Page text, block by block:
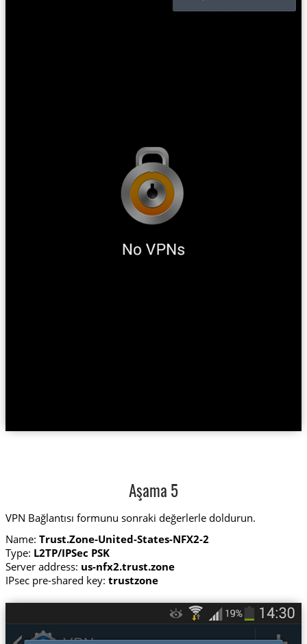
Aşama 5
VPN Bağlantısı formunu sonraki değerlerle doldurun.
Name: Trust.Zone-United-States-NFX2-2
Type: L2TP/IPSec PSK
Server address: us-nfx2.trust.zone
IPsec pre-shared key: trustzone